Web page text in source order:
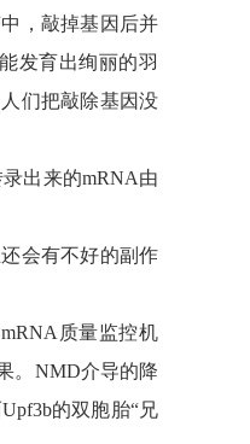
，敲掉基因后并
发育出绚丽的羽
们把敲除基因没
出来的mRNA由
会有不好的副作
mRNA质量监控机
。NMD介导的降
的双胞胎“兄